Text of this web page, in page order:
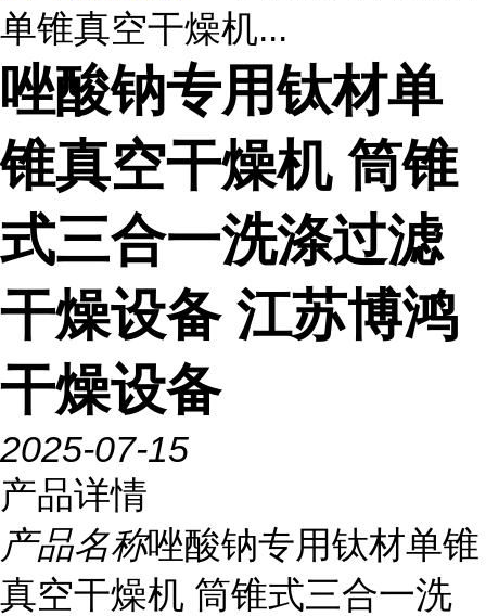
单锥真空干燥机...
唑酸钠专用钛材单
锥真空干燥机 筒锥
式三合一洗涤过滤
干燥设备 江苏博鸿
干燥设备
2025-07-15
产品详情
产品名称唑酸钠专用钛材单锥
真空干燥机 筒锥式三合一洗